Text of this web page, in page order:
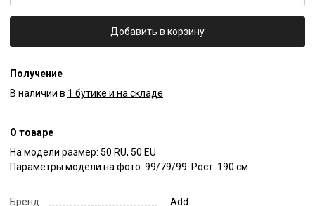
Добавить в корзину
Получение
В наличии в 1 бутике и на складе
О товаре
На модели размер: 50 RU, 50 EU.
Параметры модели на фото: 99/79/99. Рост: 190 см.
Бренд
Add